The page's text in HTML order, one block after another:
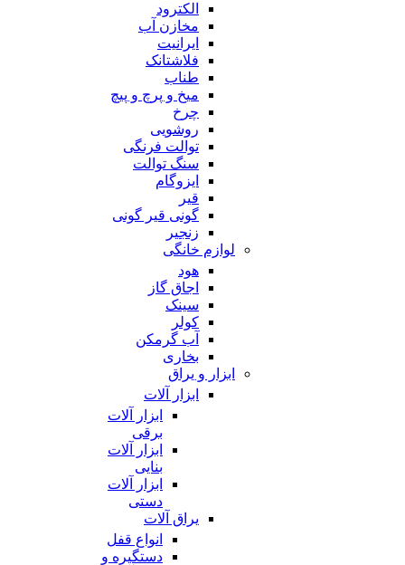
الکترود
مخازن آب
ایرانیت
فلاشتانک
طناب
میخ و پرچ و پیچ
چرخ
روشویی
توالت فرنگی
سنگ توالت
ایزوگام
قیر
گونی قیر گونی
زنجیر
لوازم خانگی
هود
اجاق گاز
سینک
کولر
آب گرمکن
بخاری
ابزار و یراق
ابزار آلات
ابزار آلات
برقی
ابزار آلات
بنایی
ابزار آلات
دستی
یراق آلات
انواع قفل
دستگیره و